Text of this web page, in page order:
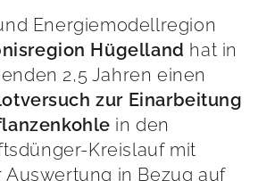
Energiemodellregion
Hügelland hat in
2,5 Jahren einen
zur Einarbeitung
in den
Kreislauf mit
in Bezug auf